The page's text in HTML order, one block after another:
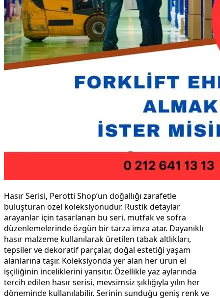
Hasır Serisi, Perotti Shop’un doğallığı zarafetle
buluşturan özel koleksiyonudur. Rustik detaylar
arayanlar için tasarlanan bu seri, mutfak ve sofra
düzenlemelerinde özgün bir tarza imza atar. Dayanıklı
hasır malzeme kullanılarak üretilen tabak altlıkları,
tepsiler ve dekoratif parçalar, doğal estetiği yaşam
alanlarına taşır. Koleksiyonda yer alan her ürün el
işçiliğinin inceliklerini yansıtır. Özellikle yaz aylarında
tercih edilen hasır serisi, mevsimsiz şıklığıyla yılın her
döneminde kullanılabilir. Serinin sunduğu geniş renk ve